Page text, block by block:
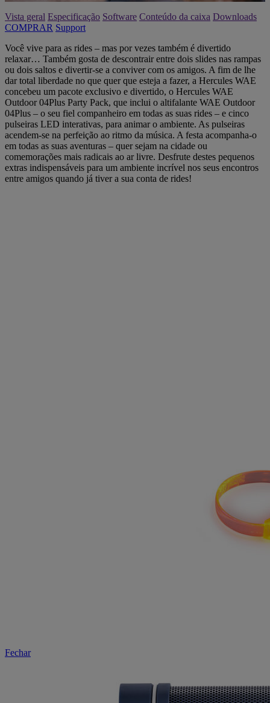
Vista geral Especificação Software Conteúdo da caixa Downloads
COMPRAR Support
Você vive para as rides – mas por vezes também é divertido
relaxar… Também gosta de descontrair entre dois slides nas rampas
ou dois saltos e divertir-se a conviver com os amigos. A fim de lhe
dar total liberdade no que quer que esteja a fazer, a Hercules WAE
concebeu um pacote exclusivo e divertido, o Hercules WAE
Outdoor 04Plus Party Pack, que inclui o altifalante WAE Outdoor
04Plus – o seu fiel companheiro em todas as suas rides – e cinco
pulseiras LED interativas, para animar o ambiente. As pulseiras
acendem-se na perfeição ao ritmo da música. A festa acompanha-o
em todas as suas aventuras – quer sejam na cidade ou
comemorações mais radicais ao ar livre. Desfrute destes pequenos
extras indispensáveis para um ambiente incrível nos seus encontros
entre amigos quando já tiver a sua conta de rides!
Fechar